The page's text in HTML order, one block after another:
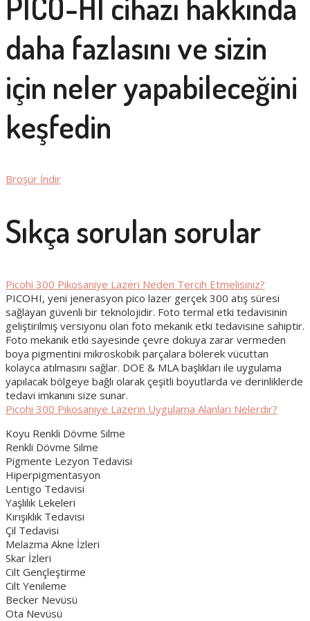
daha fazlasını ve sizin
için neler yapabileceğini
keşfedin
Broşür İndir
Sıkça sorulan sorular
Picohi 300 Pikosaniye Lazeri Neden Tercih Etmelisiniz?
PICOHI, yeni jenerasyon pico lazer gerçek 300 atış süresi
sağlayan güvenli bir teknolojidir. Foto termal etki tedavisinin
geliştirilmiş versiyonu olan foto mekanik etki tedavisine sahiptir.
Foto mekanik etki sayesinde çevre dokuya zarar vermeden
boya pigmentini mikroskobik parçalara bölerek vücuttan
kolayca atılmasını sağlar. DOE & MLA başlıkları ile uygulama
yapılacak bölgeye bağlı olarak çeşitli boyutlarda ve derinliklerde
tedavi imkanını size sunar.
Picohi 300 Pikosaniye Lazerin Uygulama Alanları Nelerdir?
Koyu Renkli Dövme Silme
Renkli Dövme Silme
Pigmente Lezyon Tedavisi
Hiperpigmentasyon
Lentigo Tedavisi
Yaşlılık Lekeleri
Kırışıklık Tedavisi
Çil Tedavisi
Melazma Akne İzleri
Skar İzleri
Cilt Gençleştirme
Cilt Yenileme
Becker Nevüsü
Ota Nevüsü